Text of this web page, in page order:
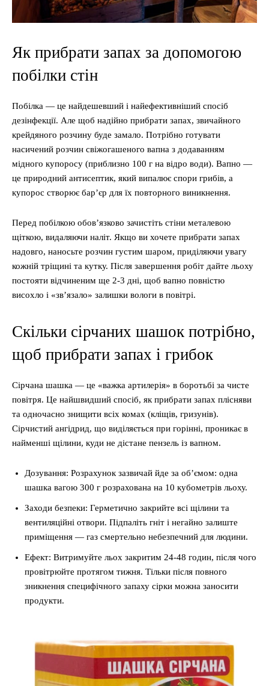
Як прибрати запах за допомогою
побілки стін
Побілка — це найдешевший і найефективніший спосіб
дезінфекції. Але щоб надійно прибрати запах, звичайного
крейдяного розчину буде замало. Потрібно готувати
насичений розчин свіжогашеного вапна з додаванням
мідного купоросу (приблизно 100 г на відро води). Вапно —
це природний антисептик, який випалює спори грибів, а
купорос створює бар’єр для їх повторного виникнення.
Перед побілкою обов’язково зачистіть стіни металевою
щіткою, видаляючи наліт. Якщо ви хочете прибрати запах
надовго, наносьте розчин густим шаром, приділяючи увагу
кожній тріщині та кутку. Після завершення робіт дайте льоху
постояти відчиненим ще 2-3 дні, щоб вапно повністю
висохло і «зв’язало» залишки вологи в повітрі.
Скільки сірчаних шашок потрібно,
щоб прибрати запах і грибок
Сірчана шашка — це «важка артилерія» в боротьбі за чисте
повітря. Це найшвидший спосіб, як прибрати запах плісняви
та одночасно знищити всіх комах (кліщів, гризунів).
Сірчистий ангідрид, що виділяється при горінні, проникає в
найменші щілини, куди не дістане пензель із вапном.
Дозування: Розрахунок зазвичай йде за об’ємом: одна
шашка вагою 300 г розрахована на 10 кубометрів льоху.
Заходи безпеки: Герметично закрийте всі щілини та
вентиляційні отвори. Підпаліть гніт і негайно залиште
приміщення — газ смертельно небезпечний для людини.
Ефект: Витримуйте льох закритим 24-48 годин, після чого
провітрюйте протягом тижня. Тільки після повного
зникнення специфічного запаху сірки можна заносити
продукти.